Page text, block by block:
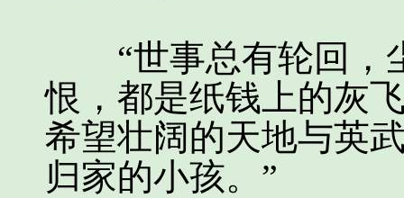
“世事总有轮回，
恨，都是纸钱上的灰
希望壮阔的天地与英
归家的小孩。”